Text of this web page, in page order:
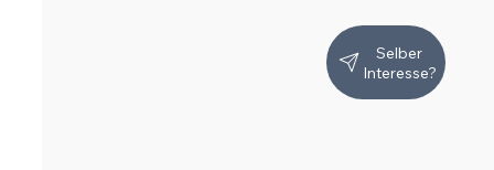
Selber
Interesse?